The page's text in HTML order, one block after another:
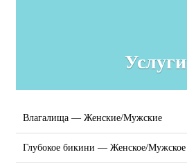
Услуги
Влагалища — Женские/Мужские
Глубокое бикини — Женское/Мужское